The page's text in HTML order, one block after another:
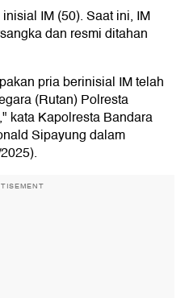
IM (50). Saat ini, IM
dan resmi ditahan
pria berinisial IM telah
(Rutan) Polresta
kata Kapolresta Bandara
Sipayung dalam